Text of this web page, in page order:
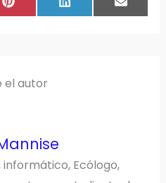
COMPARTIR
P
N
COMPARTIR
EN
L
N
E
A
el autor
Ecólogo,